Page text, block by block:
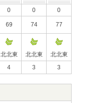
0 0 0
69 74 77
北北東 北北東
北北東
4 3 3